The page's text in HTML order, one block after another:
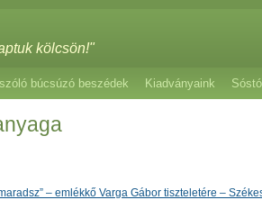
kölcsön!"
búcsúzó beszédek Kiadványaink Sóstó
– emlékkő Varga Gábor tiszteletére –